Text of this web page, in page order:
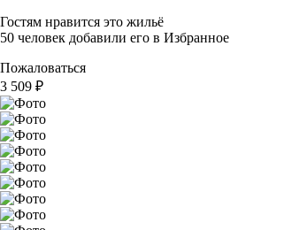
Гостям нравится это жильё
50 человек добавили его в Избранное
Пожаловаться
3 509 ₽